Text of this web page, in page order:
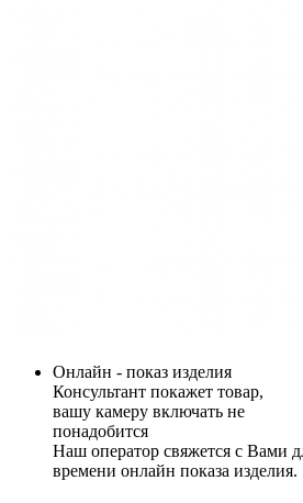
Онлайн - показ изделия
Консультант покажет товар,
вашу камеру включать не
понадобится
Наш оператор свяжется с Вами
времени онлайн показа изделия.